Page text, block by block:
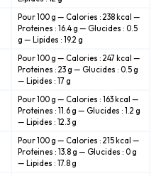
Pour 100 g — Calories : 238 kcal —
Proteines : 16.4 g — Glucides : 0.5
g — Lipides : 19.2 g
Pour 100 g — Calories : 247 kcal —
Proteines : 23 g — Glucides : 0.5 g
— Lipides : 17 g
Pour 100 g — Calories : 163 kcal —
Proteines : 11.6 g — Glucides : 1.2 g
— Lipides : 12.3 g
Pour 100 g — Calories : 215 kcal —
Proteines : 13.8 g — Glucides : 0 g
— Lipides : 17.8 g